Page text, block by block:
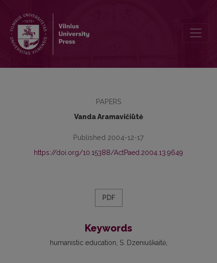
PAPERS
Vanda Aramavičiūtė
Published 2004-12-17
https://doi.org/10.15388/ActPaed.2004.13.9649
PDF
Keywords
humanistic education S. Dzeniuškaitė